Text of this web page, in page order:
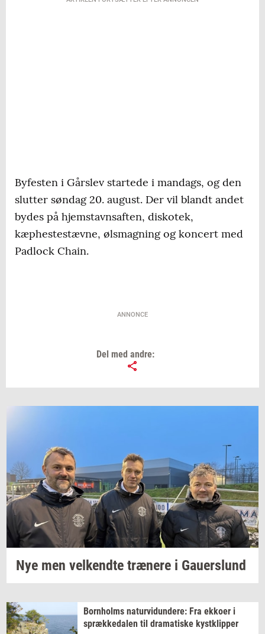
Byfesten i Gårslev startede i mandags, og den
slutter søndag 20. august. Der vil blandt andet
bydes på hjemstavnsaften, diskotek,
kæphestestævne, ølsmagning og koncert med
Padlock Chain.
ANNONCE
Del med andre:
Nye men vel­kend­te træ­ne­re i Gau­er­slund
Born­holms na­tur­vi­dun­de­re: Fra ek­ko­er i
spræk­ke­da­len til dra­ma­ti­ske kyst­klip­per